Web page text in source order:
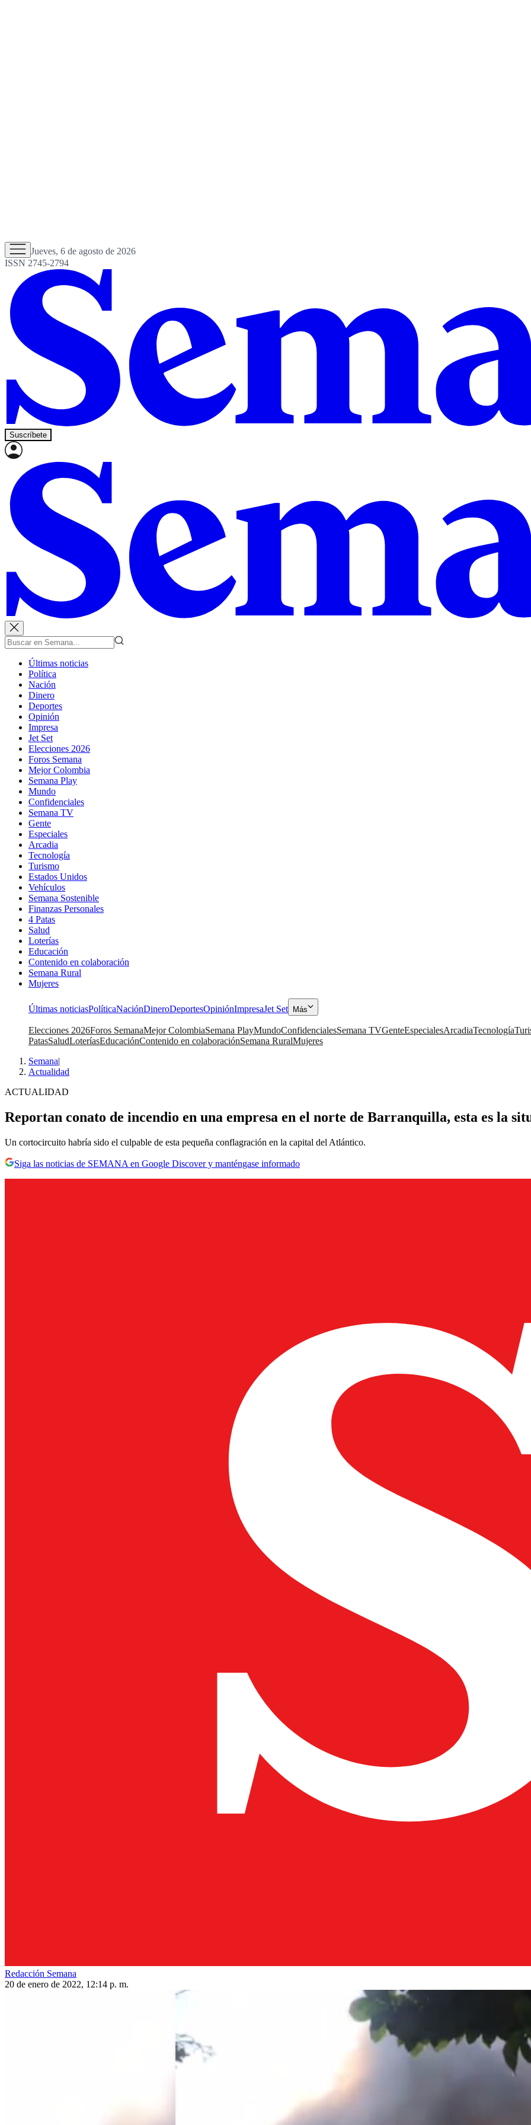
Jueves, 6 de agosto de 2026
ISSN 2745-2794
Suscríbete
Últimas noticias
Política
Nación
Dinero
Deportes
Opinión
Impresa
Jet Set
Elecciones 2026
Foros Semana
Mejor Colombia
Semana Play
Mundo
Confidenciales
Semana TV
Gente
Especiales
Arcadia
Tecnología
Turismo
Estados Unidos
Vehículos
Semana Sostenible
Finanzas Personales
4 Patas
Salud
Loterías
Educación
Contenido en colaboración
Semana Rural
Mujeres
Últimas noticiasPolíticaNaciónDineroDeportesOpiniónImpresaJet Set Más
Elecciones 2026Foros SemanaMejor ColombiaSemana PlayMundoConfidencialesSemana TVGenteEspecialesArcadiaTecnología
PatasSaludLoteríasEducaciónContenido en colaboraciónSemana RuralMujeres
Semana|
Actualidad
ACTUALIDAD
Reportan conato de incendio en una empresa en el norte de Barranquilla, esta es la
Un cortocircuito habría sido el culpable de esta pequeña conflagración en la capital del Atlántico.
Siga las noticias de SEMANA en Google Discover y manténgase informado
Redacción Semana
20 de enero de 2022, 12:14 p. m.